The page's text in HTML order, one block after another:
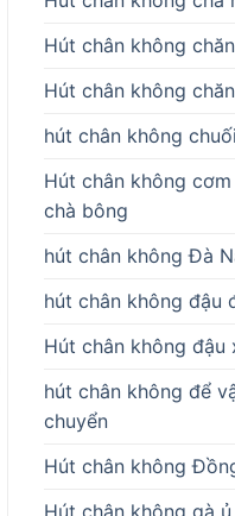
Hút chân không
Hút chân không
hút chân không
Hút chân không
chà bông
hút chân không Đà
hút chân không đậu
Hút chân không đậu
hút chân không để
chuyển
Hút chân không
Hút chân không gà